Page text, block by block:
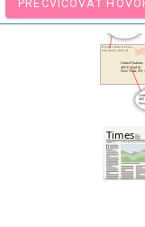
PRECVIČOVAŤ